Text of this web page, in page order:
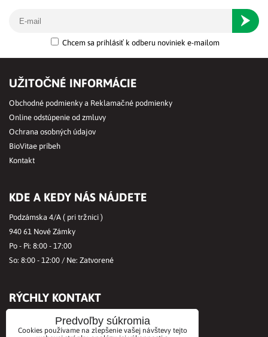
Chcem sa prihlásiť k odberu noviniek e-mailom
UŽITOČNÉ INFORMÁCIE
Obchodné podmienky a Reklamačné podmienky
Online odstúpenie od zmluvy
Ochrana osobných údajov
BioVitae príbeh
Kontakt
KDE A KEDY NÁS NÁJDETE
Podzámska 4/A ( pri tržnici )
940 61 Nové Zámky
Po - Pi: 8:00 - 17:00
So: 8:00 - 12:00 / Ne: Zatvorené
RÝCHLY KONTAKT
+421356421513
Mobil:+421901712584
Predvoľby súkromia
Cookies používame na zlepšenie vašej návštevy tejto